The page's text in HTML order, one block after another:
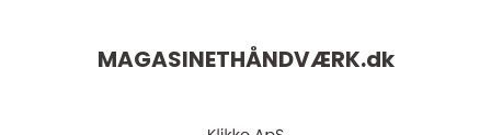
MAGASINETHÅNDVÆRK.dk